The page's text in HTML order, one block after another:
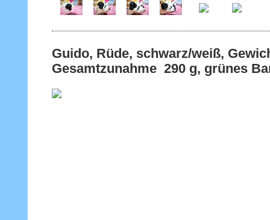
Guido, Rüde, schwarz/weiß,
Gesamtzunahme 290 g, grünes